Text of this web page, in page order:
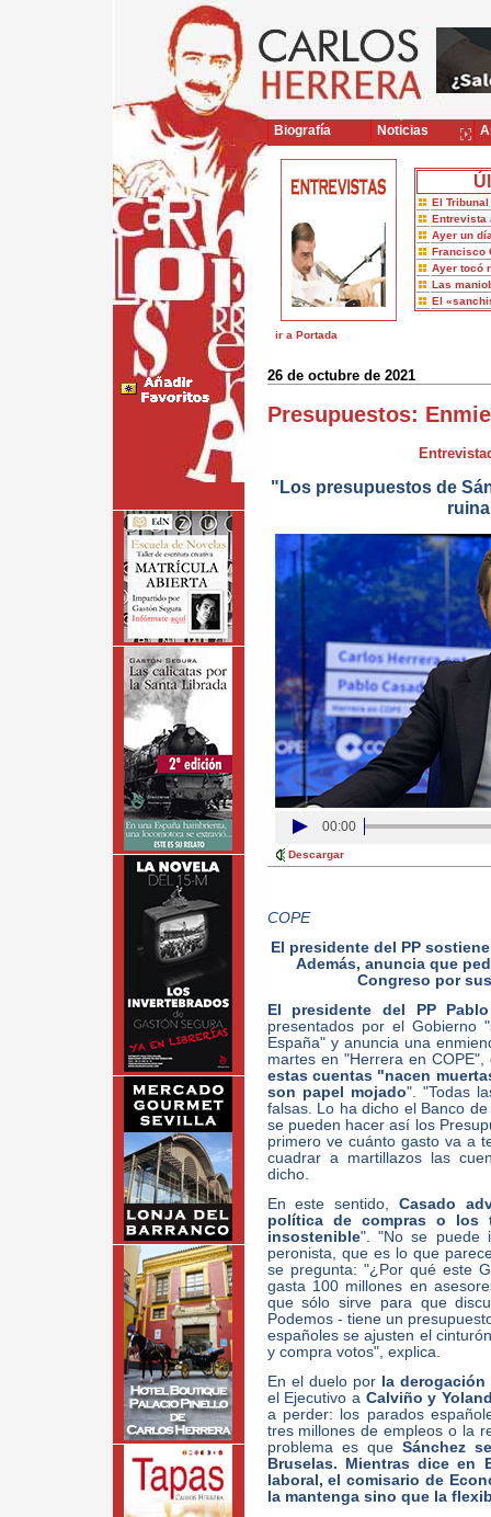
El
Entrevista
Ayer un
Francisco
Ayer tocó
Las
El
ir a Portada
26 de octubre de 2021
Presupuestos:
"Los presupuestos de
00:00
Descargar
COPE
El presidente del PP
Además, anuncia que
Congreso por
El presidente del PP
presentados por el
España" y anuncia una
martes en "Herrera en COPE",
estas cuentas "nacen
son papel mojado". "Todas
falsas. Lo ha dicho el Banco
se pueden hacer así los
primero ve cuánto gasto va a
cuadrar a martillazos las
dicho.
En este sentido, Casado
política de compras o los
insostenible". "No se puede
peronista, que es lo que
se pregunta: "¿Por qué este
gasta 100 millones en
que sólo sirve para que
Podemos - tiene un
españoles se ajusten el
y compra votos", explica.
En el duelo por la
el Ejecutivo a Calviño y
a perder: los parados
tres millones de empleos o la
problema es que Sánchez
Bruselas. Mientras dice en
laboral, el comisario de
la mantenga sino que la
Biografía Noticias